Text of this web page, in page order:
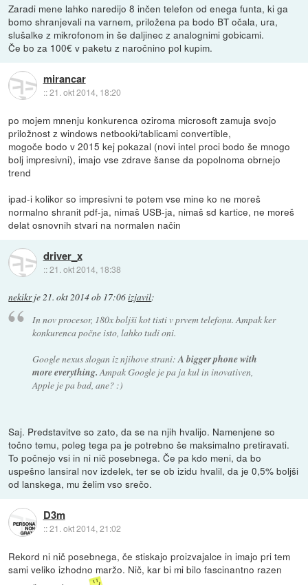
Zaradi mene lahko naredijo 8 inčen telefon od enega funta, ki ga
bomo shranjevali na varnem, priložena pa bodo BT očala, ura,
slušalke z mikrofonom in še daljinec z analognimi gobicami.
Če bo za 100€ v paketu z naročnino pol kupim.
mirancar
::21. okt 2014, 18:20
po mojem mnenju konkurenca oziroma microsoft zamuja svojo
priložnost z windows netbooki/tablicami convertible,
mogoče bodo v 2015 kej pokazal (novi intel proci bodo še mnogo
bolj impresivni), imajo vse zdrave šanse da popolnoma obrnejo
trend
ipad-i kolikor so impresivni te potem vse mine ko ne moreš
normalno shranit pdf-ja, nimaš USB-ja, nimaš sd kartice, ne moreš
delat osnovnih stvari na normalen način
driver_x
::21. okt 2014, 18:38
nekikrje 21. okt 2014 ob 17:06izjavil:
In nov procesor, 180x boljši kot tisti v prvem telefonu. Ampak ker
konkurenca počne isto, lahko tudi oni.
Google nexus slogan iz njihove strani:A bigger phone with
more everything.Ampak Google je pa ja kul in inovativen,
Apple je pa bad, ane? :)
Saj. Predstavitve so zato, da se na njih hvalijo. Namenjene so
točno temu, poleg tega pa je potrebno še maksimalno pretiravati.
To počnejo vsi in ni nič posebnega. Če pa kdo meni, da bo
uspešno lansiral nov izdelek, ter se ob izidu hvalil, da je 0,5% boljši
od lanskega, mu želim vso srečo.
D3m
::21. okt 2014, 21:02
Rekord ni nič posebnega, če stiskajo proizvajalce in imajo pri tem
sami veliko izhodno maržo. Nič, kar bi mi bilo fascinantno razen